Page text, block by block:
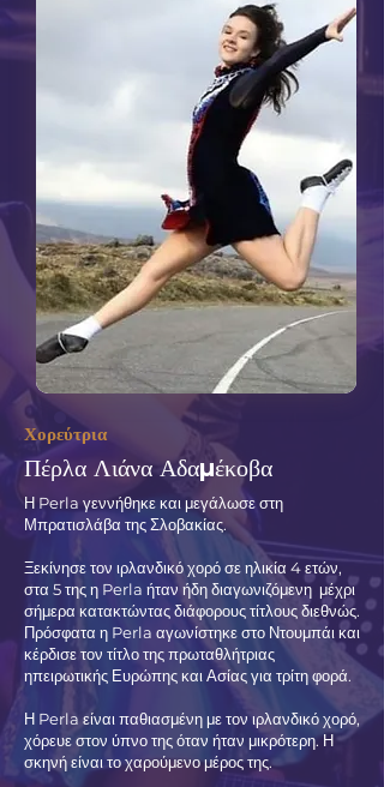
Χορεύτρια
Πέρλα Λιάνα Αδαμέκοβα
Η Perla γεννήθηκε και μεγάλωσε στη
Μπρατισλάβα της Σλοβακίας.
Ξεκίνησε τον ιρλανδικό χορό σε ηλικία 4 ετών,
στα 5 της η Perla ήταν ήδη διαγωνιζόμενη μέχρι
σήμερα κατακτώντας διάφορους τίτλους διεθνώς.
Πρόσφατα η Perla αγωνίστηκε στο Ντουμπάι και
κέρδισε τον τίτλο της πρωταθλήτριας
ηπειρωτικής Ευρώπης και Ασίας για τρίτη φορά.
Η Perla είναι παθιασμένη με τον ιρλανδικό χορό,
χόρευε στον ύπνο της όταν ήταν μικρότερη. Η
σκηνή είναι το χαρούμενο μέρος της.